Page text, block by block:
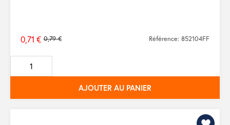
Prix
de
base
0,79 €
0,71 € Référence: 852104FF
AJOUTER AU PANIER